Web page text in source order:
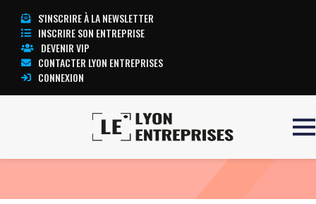
S'INSCRIRE À LA NEWSLETTER
INSCRIRE SON ENTREPRISE
DEVENIR VIP
CONTACTER LYON ENTREPRISES
CONNEXION